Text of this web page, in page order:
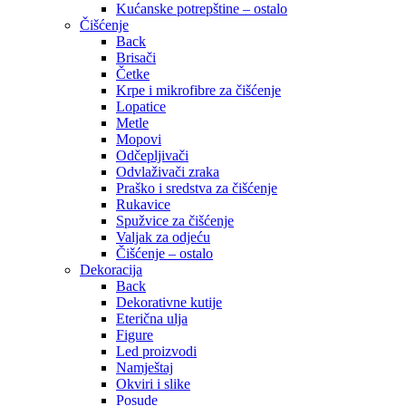
Kućanske potrepštine – ostalo
Čišćenje
Back
Brisači
Četke
Krpe i mikrofibre za čišćenje
Lopatice
Metle
Mopovi
Odčepljivači
Odvlaživači zraka
Praško i sredstva za čišćenje
Rukavice
Spužvice za čišćenje
Valjak za odjeću
Čišćenje – ostalo
Dekoracija
Back
Dekorativne kutije
Eterična ulja
Figure
Led proizvodi
Namještaj
Okviri i slike
Posude